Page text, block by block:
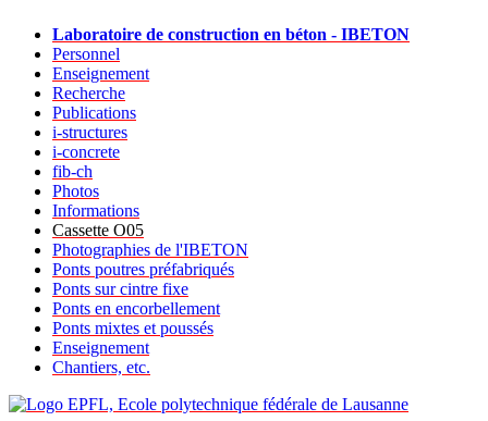
Laboratoire de construction en béton - IBETON
Personnel
Enseignement
Recherche
Publications
i-structures
i-concrete
fib-ch
Photos
Informations
Cassette O05
Photographies de l'IBETON
Ponts poutres préfabriqués
Ponts sur cintre fixe
Ponts en encorbellement
Ponts mixtes et poussés
Enseignement
Chantiers, etc.